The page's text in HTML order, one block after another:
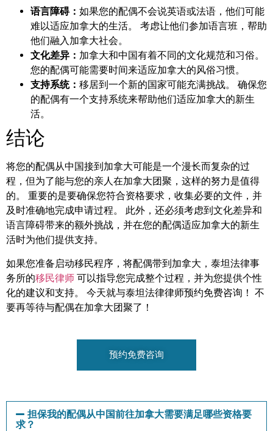
语言障碍： 如果您的配偶不会说英语或法语，他们可能
难以适应加拿大的生活。 考虑让他们参加语言班，帮助
他们融入加拿大社会。
文化差异： 加拿大和中国有着不同的文化规范和习俗。
您的配偶可能需要时间来适应加拿大的风俗习惯。
支持系统： 移居到一个新的国家可能充满挑战。 确保您
的配偶有一个支持系统来帮助他们适应加拿大的新生
活。
结论
将您的配偶从中国接到加拿大可能是一个漫长而复杂的过
程，但为了能与您的亲人在加拿大团聚，这样的努力是值得
的。 重要的是要确保您符合资格要求，收集必要的文件，并
及时准确地完成申请过程。 此外，还必须考虑到文化差异和
语言障碍带来的额外挑战，并在您的配偶适应加拿大的新生
活时为他们提供支持。
如果您准备启动移民程序，将配偶带到加拿大，泰坦法律事
务所的移民律师 可以指导您完成整个过程，并为您提供个性
化的建议和支持。 今天就与泰坦法律律师预约免费咨询！ 不
要再等待与配偶在加拿大团聚了！
预约免费咨询
担保我的配偶从中国前往加拿大需要满足哪些资格要
求？